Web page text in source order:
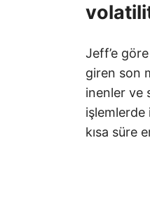
Jeff’e
giren son
inenler ve
işlemlerde
kısa süre